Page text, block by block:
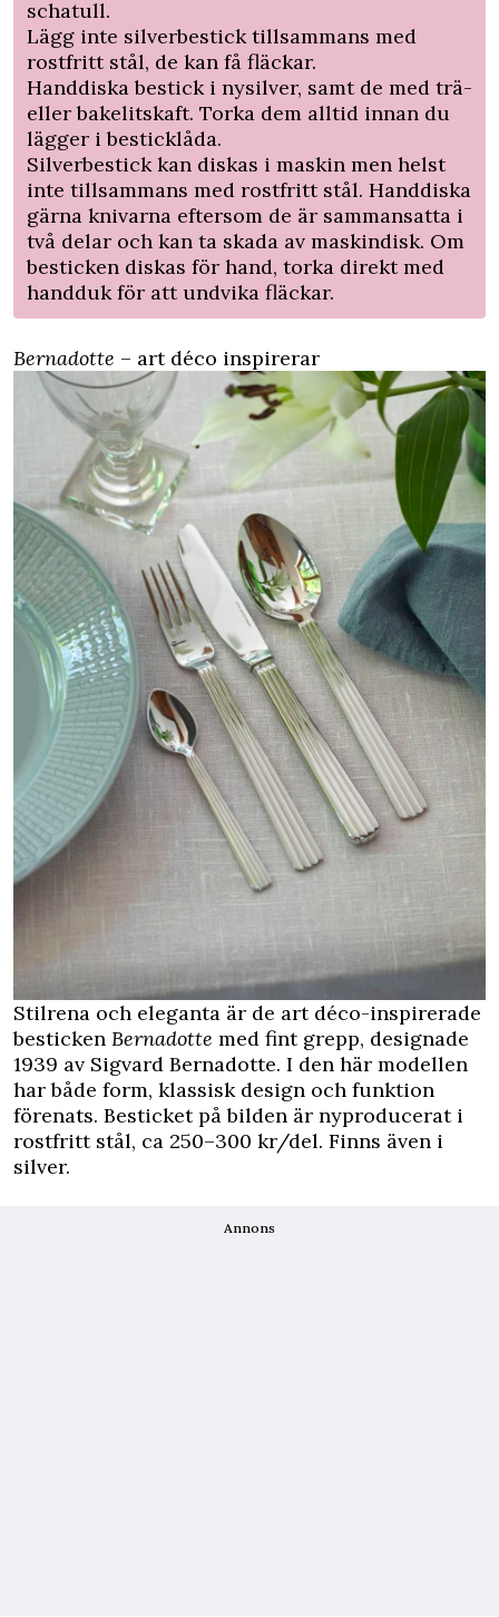
schatull.
Lägg inte silverbestick tillsammans med
rostfritt stål, de kan få fläckar.
Handdiska bestick i nysilver, samt de med trä-
eller bakelitskaft. Torka dem alltid innan du
lägger i besticklåda.
Silverbestick kan diskas i maskin men helst
inte tillsammans med rostfritt stål. Handdiska
gärna knivarna eftersom de är sammansatta i
två delar och kan ta skada av maskindisk. Om
besticken diskas för hand, torka direkt med
handduk för att undvika fläckar.
Bernadotte – art déco inspirerar
Stilrena och eleganta är de art déco-inspirerade
besticken Bernadotte med fint grepp, designade
1939 av Sigvard Bernadotte. I den här modellen
har både form, klassisk design och funktion
förenats. Besticket på bilden är nyproducerat i
rostfritt stål, ca 250–300 kr/del. Finns även i
silver.
Annons